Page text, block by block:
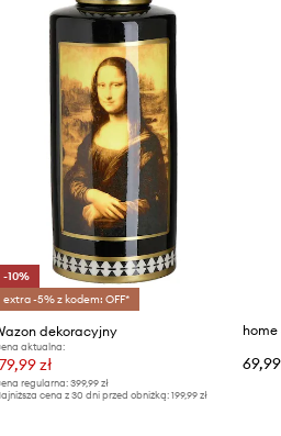
-10%
extra -5% z kodem: OFF*
dekoracyjny
aktualna:
zł
regularna:399,99 zł
cena z 30 dni przed obniżką:199,99 zł